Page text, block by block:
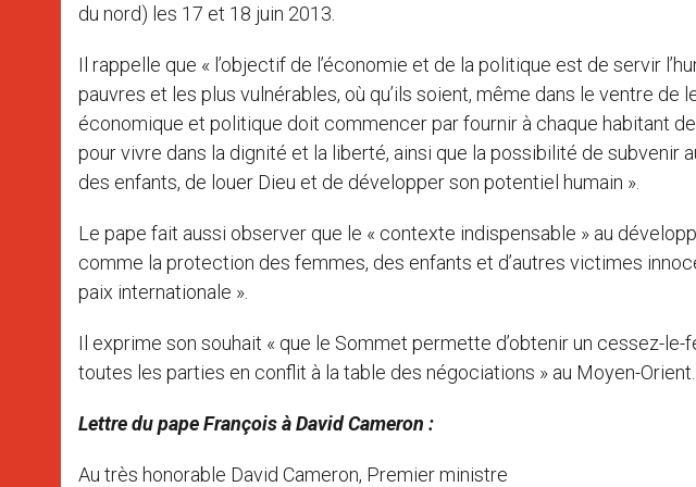
du nord) les 17 et 18 juin 2013.
Il rappelle que « l’objectif de l’économie et de la politique est de servir
pauvres et les plus vulnérables, où qu’ils soient, même dans le ventre de
économique et politique doit commencer par fournir à chaque habitant
pour vivre dans la dignité et la liberté, ainsi que la possibilité de subvenir
des enfants, de louer Dieu et de développer son potentiel humain ».
Le pape fait aussi observer que le « contexte indispensable » au
comme la protection des femmes, des enfants et d’autres victimes
paix internationale ».
Il exprime son souhait « que le Sommet permette d’obtenir un cessez-le-
toutes les parties en conflit à la table des négociations » au Moyen-Orient.
Lettre du pape François à David Cameron :
Au très honorable David Cameron, Premier ministre